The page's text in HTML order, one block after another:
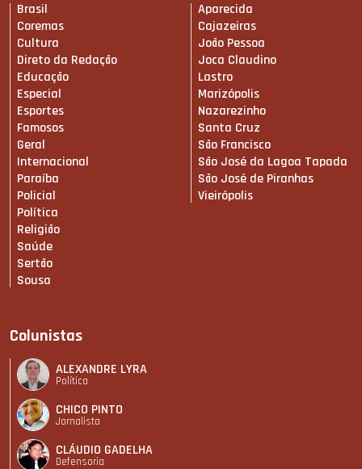
Brasil
Coremas
Cultura
Direto da Redação
Educação
Especial
Esportes
Famosos
Geral
Internacional
Paraíba
Policial
Política
Religião
Saúde
Sertão
Sousa
Aparecida
Cajazeiras
João Pessoa
Joca Claudino
Lastro
Marizópolis
Nazarezinho
Santa Cruz
São Francisco
São José da Lagoa Tapada
São José de Piranhas
Vieirópolis
Colunistas
ALEXANDRE LYRA
Política
CHICO PINTO
Jornalista
CLÁUDIO GADELHA
Defensoria